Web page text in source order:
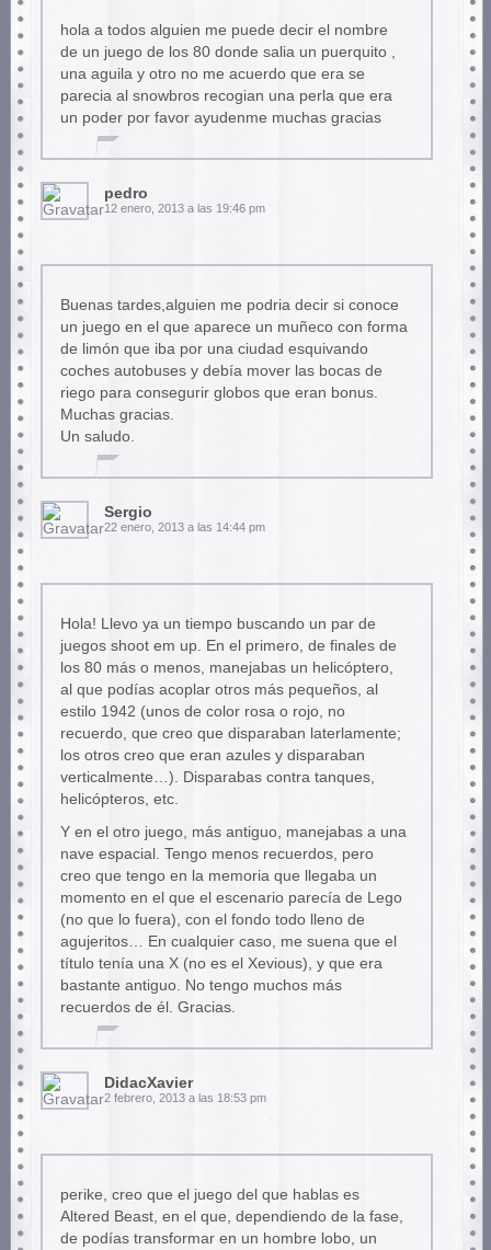
hola a todos alguien me puede decir el nombre
de un juego de los 80 donde salia un puerquito ,
una aguila y otro no me acuerdo que era se
parecia al snowbros recogian una perla que era
un poder por favor ayudenme muchas gracias
pedro
12 enero, 2013 a las 19:46 pm
Buenas tardes,alguien me podria decir si conoce
un juego en el que aparece un muñeco con forma
de limón que iba por una ciudad esquivando
coches autobuses y debía mover las bocas de
riego para consegurir globos que eran bonus.
Muchas gracias.
Un saludo.
Sergio
22 enero, 2013 a las 14:44 pm
Hola! Llevo ya un tiempo buscando un par de
juegos shoot em up. En el primero, de finales de
los 80 más o menos, manejabas un helicóptero,
al que podías acoplar otros más pequeños, al
estilo 1942 (unos de color rosa o rojo, no
recuerdo, que creo que disparaban laterlamente;
los otros creo que eran azules y disparaban
verticalmente…). Disparabas contra tanques,
helicópteros, etc.
Y en el otro juego, más antiguo, manejabas a una
nave espacial. Tengo menos recuerdos, pero
creo que tengo en la memoria que llegaba un
momento en el que el escenario parecía de Lego
(no que lo fuera), con el fondo todo lleno de
agujeritos… En cualquier caso, me suena que el
título tenía una X (no es el Xevious), y que era
bastante antiguo. No tengo muchos más
recuerdos de él. Gracias.
DidacXavier
2 febrero, 2013 a las 18:53 pm
perike, creo que el juego del que hablas es
Altered Beast, en el que, dependiendo de la fase,
de podías transformar en un hombre lobo, un